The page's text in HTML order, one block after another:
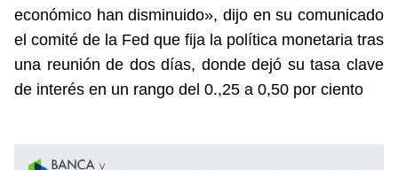
económico han disminuido», dijo en su comunicado
el comité de la Fed que fija la política monetaria tras
una reunión de dos días, donde dejó su tasa clave
de interés en un rango del 0.,25 a 0,50 por ciento